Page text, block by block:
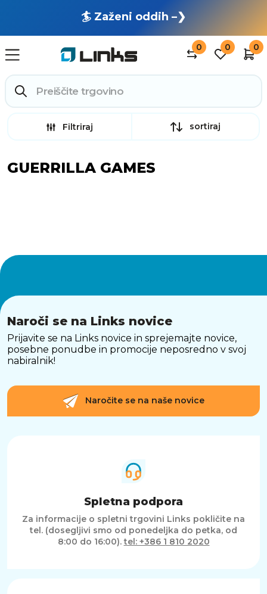
🏄 Zaženi oddih –❯
0 0 0
Filtriraj sortiraj
GUERRILLA GAMES
Naroči se na Links novice
Prijavite se na Links novice in sprejemajte novice,
posebne ponudbe in promocije neposredno v svoj
nabiralnik!
Naročite se na naše novice
Spletna podpora
Za informacije o spletni trgovini Links pokličite na
tel. (dosegljivi smo od ponedeljka do petka, od
8:00 do 16:00).tel: +386 1 810 2020